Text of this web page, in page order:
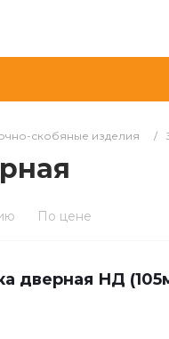
скобяные изделия /
По цене
дверная НД